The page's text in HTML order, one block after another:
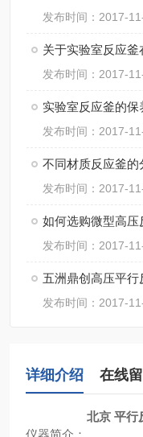
发布时间：2017-
关于实验室反应
发布时间：2017-
实验室反应釜的保
发布时间：2017-
不同材质反应釜的
发布时间：2017-
如何选购微型高压
发布时间：2017-
五洲鼎创高压平行
发布时间：2017-
详细介绍 在线
北京 平行
仪器简介：